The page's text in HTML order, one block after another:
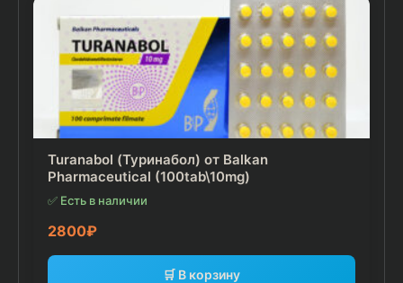
Turanabol (Туринабол) от Balkan
Pharmaceutical (100tab\10mg)
✅ Есть в наличии
2800₽
🛒 В корзину